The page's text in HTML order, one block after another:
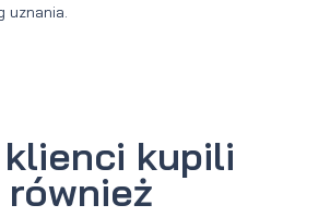
uznania.
kupili
również